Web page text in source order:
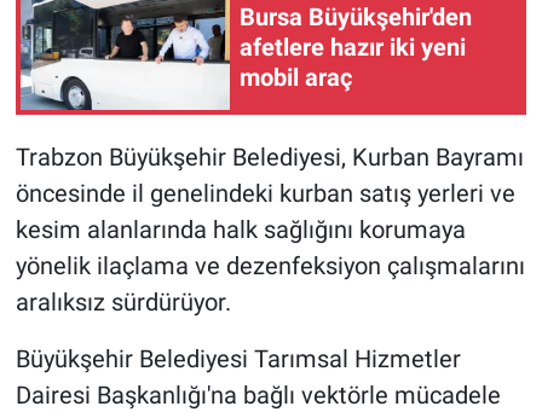
Bursa Büyükşehir'den
afetlere hazır iki yeni
mobil araç
Trabzon Büyükşehir Belediyesi, Kurban Bayramı
öncesinde il genelindeki kurban satış yerleri ve
kesim alanlarında halk sağlığını korumaya
yönelik ilaçlama ve dezenfeksiyon çalışmalarını
aralıksız sürdürüyor.
Büyükşehir Belediyesi Tarımsal Hizmetler
Dairesi Başkanlığı'na bağlı vektörle mücadele